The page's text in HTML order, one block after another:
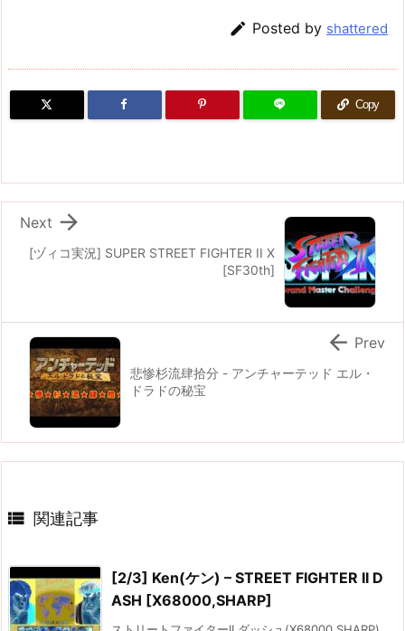
 Posted by shattered
Copy
[ヅィコ実況] SUPER STREET FIGHTER II X
[SF30th]

Next
悲惨杉流肆拾分 - アンチャーテッド エル・
ドラドの秘宝
 Prev
 関連記事
[2/3] Ken(ケン) – STREET FIGHTER II D
ASH [X68000,SHARP]